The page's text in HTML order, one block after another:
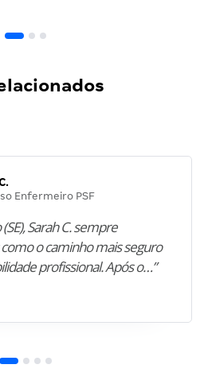
Enfermeiro PSF
Sarah C. sempre
o caminho mais seguro
profissional. Após o…”